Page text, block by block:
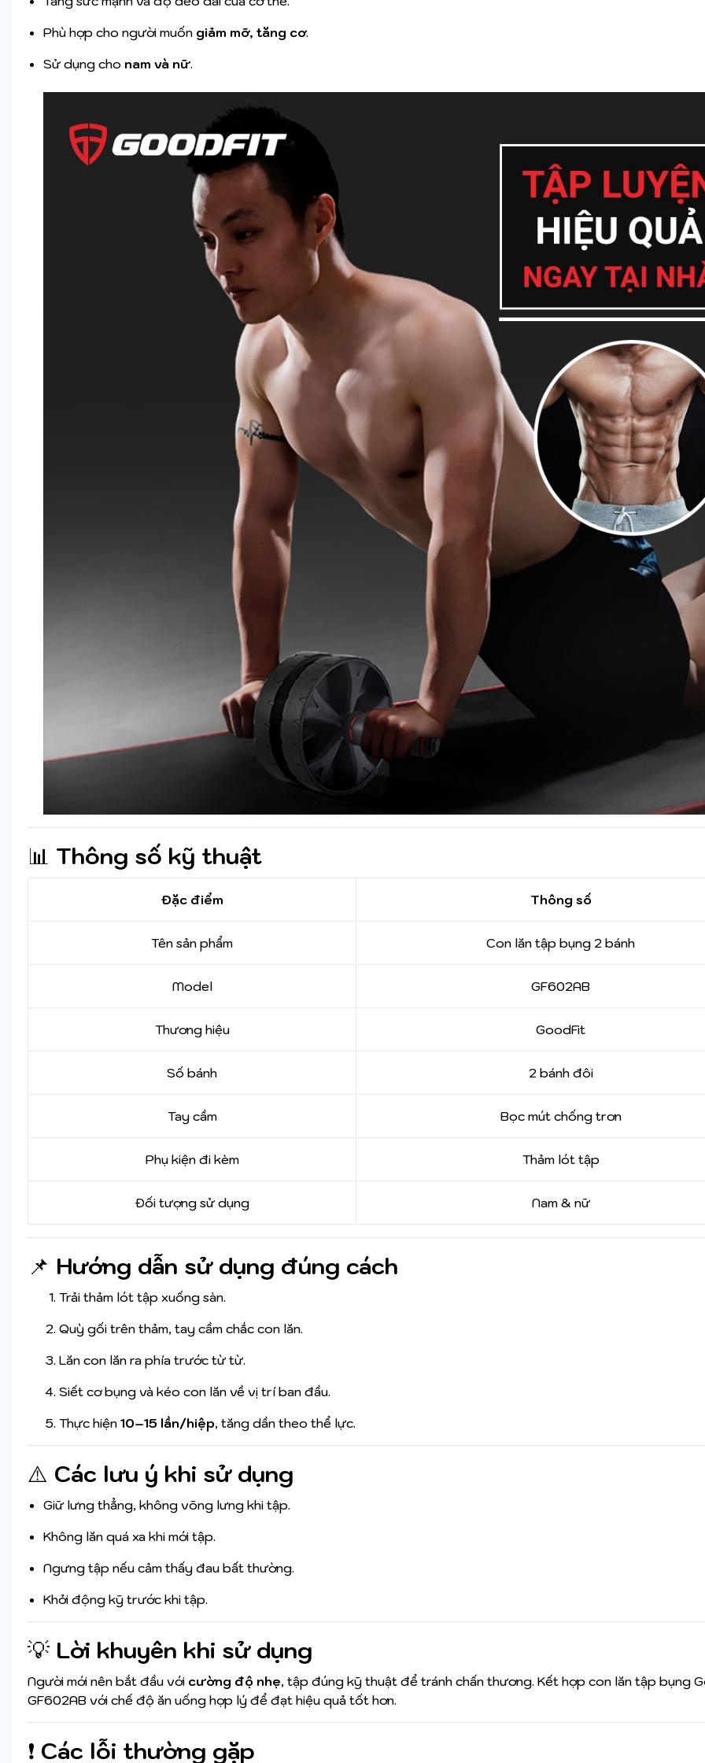
Phù hợp cho người muốn giảm mỡ, tăng cơ.
Sử dụng cho nam và nữ.
📊 Thông số kỹ thuật
Đặc điểm Thông số
Tên sản phẩm Con lăn tập bụng 2 bánh
Model GF602AB
Thương hiệu GoodFit
Số bánh 2 bánh đôi
Tay cầm Bọc mút chống trơn
Phụ kiện đi kèm Thảm lót tập
Đối tượng sử dụng Nam & nữ
📌 Hướng dẫn sử dụng đúng cách
Trải thảm lót tập xuống sàn.
Quỳ gối trên thảm, tay cầm chắc con lăn.
Lăn con lăn ra phía trước từ từ.
Siết cơ bụng và kéo con lăn về vị trí ban đầu.
Thực hiện 10–15 lần/hiệp, tăng dần theo thể lực.
⚠️ Các lưu ý khi sử dụng
Giữ lưng thẳng, không võng lưng khi tập.
Không lăn quá xa khi mới tập.
Ngưng tập nếu cảm thấy đau bất thường.
Khởi động kỹ trước khi tập.
💡 Lời khuyên khi sử dụng
Người mới nên bắt đầu với cường độ nhẹ, tập đúng kỹ thuật để tránh chấn thương. Kết hợp con lăn tập bụng
GF602AB với chế độ ăn uống hợp lý để đạt hiệu quả tốt hơn.
❗ Các lỗi thường gặp